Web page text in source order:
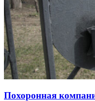
Похоронная